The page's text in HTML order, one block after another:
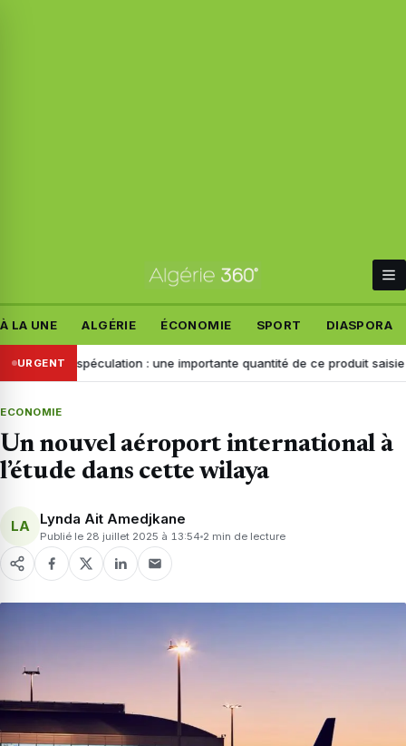
À LA UNE ALGÉRIE ÉCONOMIE SPORT DIASPORA
URGENT
la spéculation : une importante quantité de ce produit saisie à Chlef
ECONOMIE
Un nouvel aéroport international à
l’étude dans cette wilaya
LA Lynda Ait Amedjkane
Publié le 28 juillet 2025 à 13:54 2 min de lecture